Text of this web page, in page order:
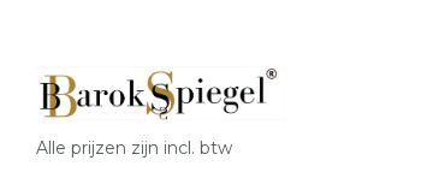
Alle prijzen zijn incl. btw